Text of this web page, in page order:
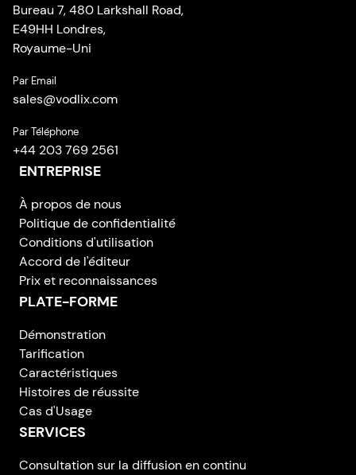
Bureau 7, 480 Larkshall Road,
E49HH Londres,
Royaume-Uni
Par Email
sales@vodlix.com
Par Téléphone
+44 203 769 2561
ENTREPRISE
À propos de nous
Politique de confidentialité
Conditions d'utilisation
Accord de l'éditeur
Prix et reconnaissances
PLATE-FORME
Démonstration
Tarification
Caractéristiques
Histoires de réussite
Cas d'Usage
SERVICES
Consultation sur la diffusion en continu